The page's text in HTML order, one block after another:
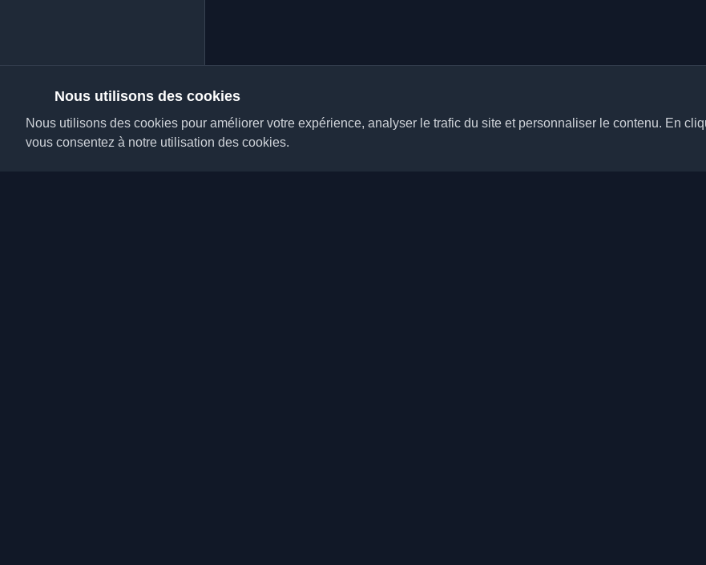
Nous utilisons des cookies
Nous utilisons des cookies pour améliorer votre expérience, analyser le trafic du site et personnaliser le contenu. En
vous consentez à notre utilisation des cookies.